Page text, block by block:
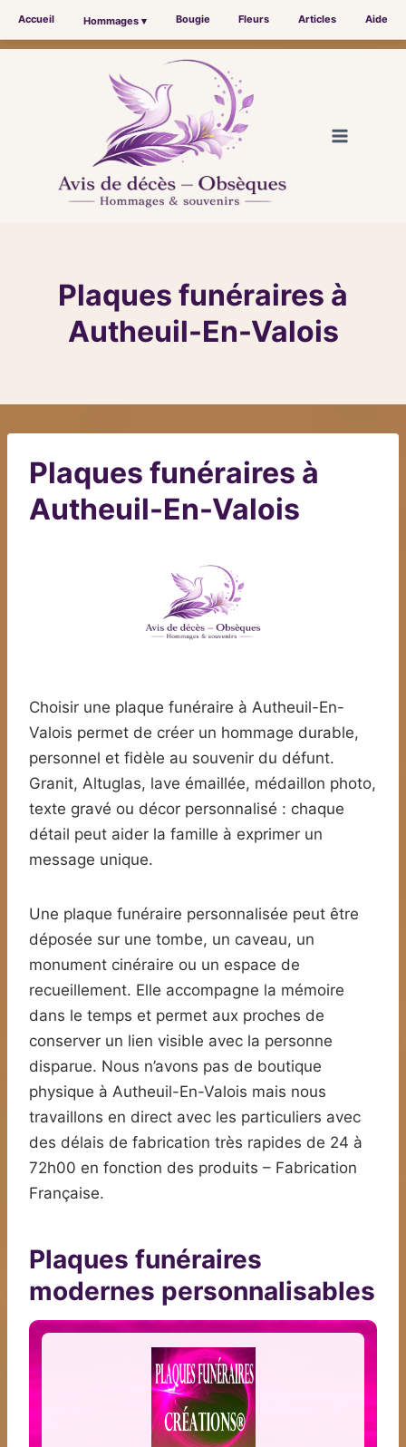
Accueil Hommages ▾ Bougie Fleurs Articles Aide
Plaques funéraires à
Autheuil-En-Valois
Plaques funéraires à
Autheuil-En-Valois
Choisir une plaque funéraire à Autheuil-En-
Valois permet de créer un hommage durable,
personnel et fidèle au souvenir du défunt.
Granit, Altuglas, lave émaillée, médaillon photo,
texte gravé ou décor personnalisé : chaque
détail peut aider la famille à exprimer un
message unique.
Une plaque funéraire personnalisée peut être
déposée sur une tombe, un caveau, un
monument cinéraire ou un espace de
recueillement. Elle accompagne la mémoire
dans le temps et permet aux proches de
conserver un lien visible avec la personne
disparue. Nous n’avons pas de boutique
physique à Autheuil-En-Valois mais nous
travaillons en direct avec les particuliers avec
des délais de fabrication très rapides de 24 à
72h00 en fonction des produits – Fabrication
Française.
Plaques funéraires
modernes personnalisables